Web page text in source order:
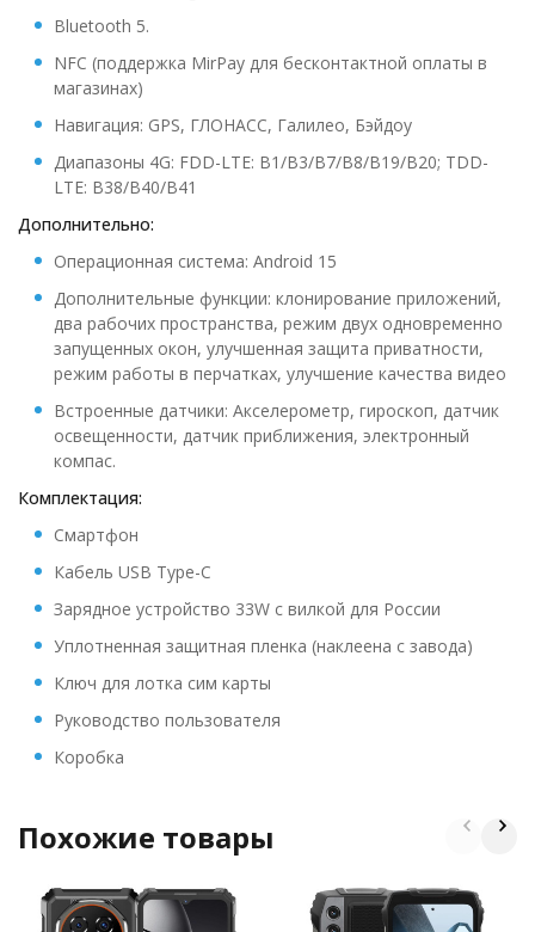
Bluetooth 5.
NFC (поддержка MirPay для бесконтактной оплаты в
магазинах)
Навигация: GPS, ГЛОНАСС, Галилео, Бэйдоу
Диапазоны 4G: FDD-LTE: B1/B3/B7/B8/B19/B20; TDD-
LTE: B38/B40/B41
Дополнительно:
Операционная система: Android 15
Дополнительные функции: клонирование приложений,
два рабочих пространства, режим двух одновременно
запущенных окон, улучшенная защита приватности,
режим работы в перчатках, улучшение качества видео
Встроенные датчики: Акселерометр, гироскоп, датчик
освещенности, датчик приближения, электронный
компас.
Комплектация:
Смартфон
Кабель USB Type-C
Зарядное устройство 33W с вилкой для России
Уплотненная защитная пленка (наклеена с завода)
Ключ для лотка сим карты
Руководство пользователя
Коробка
Похожие товары